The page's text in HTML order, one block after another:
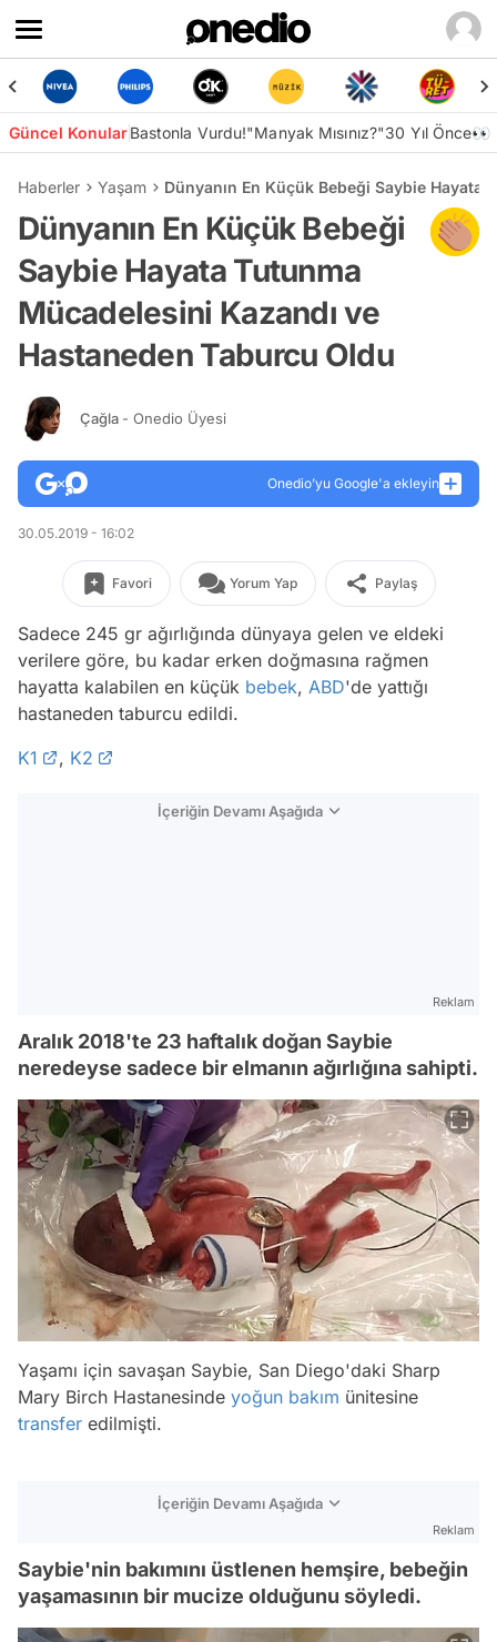
Güncel KonularBastonla Vurdu!"Manyak Mısınız?"30 Yıl Önce👀
Haberler Yaşam Dünyanın En Küçük Bebeği Saybie
Dünyanın En Küçük Bebeği
Saybie Hayata Tutunma
Mücadelesini Kazandı ve
Hastaneden Taburcu Oldu
Çağla - Onedio Üyesi
Onedio’yu Google'a ekleyin
30.05.2019 - 16:02
Favori Yorum Yap Paylaş
Sadece 245 gr ağırlığında dünyaya gelen ve eldeki
verilere göre, bu kadar erken doğmasına rağmen
hayatta kalabilen en küçük bebek, ABD'de yattığı
hastaneden taburcu edildi.
K1
, K2
İçeriğin Devamı Aşağıda
Reklam
Aralık 2018'te 23 haftalık doğan Saybie
neredeyse sadece bir elmanın ağırlığına sahipti.
Yaşamı için savaşan Saybie, San Diego'daki Sharp
Mary Birch Hastanesinde yoğun bakım ünitesine
transfer edilmişti.
İçeriğin Devamı Aşağıda
Reklam
Saybie'nin bakımını üstlenen hemşire, bebeğin
yaşamasının bir mucize olduğunu söyledi.